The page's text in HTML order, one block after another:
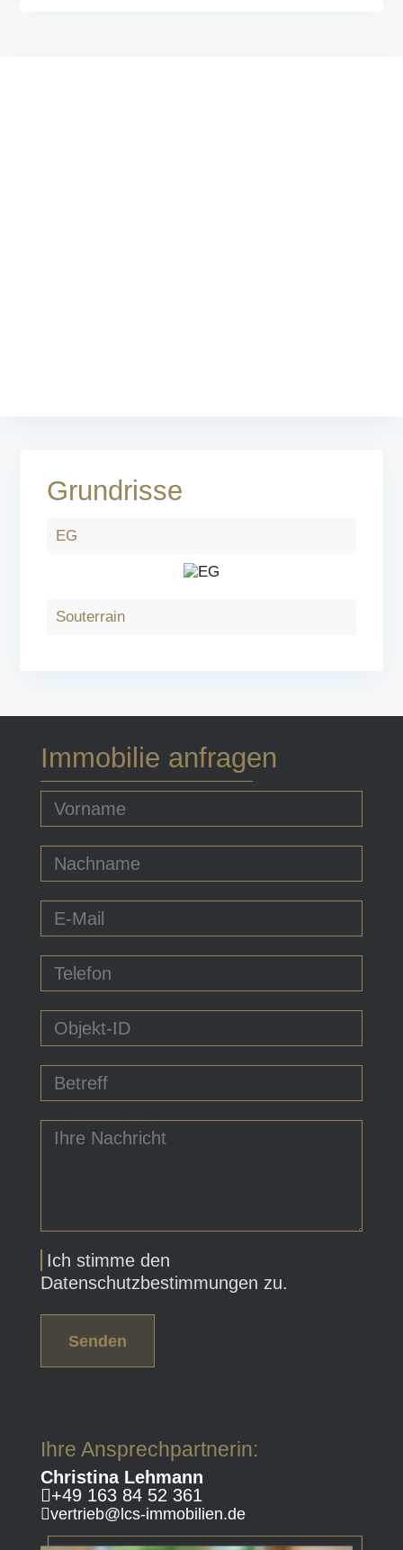
Grundrisse
EG
Souterrain
Immobilie anfragen
Ich stimme den
Datenschutzbestimmungen zu.
Senden
Ihre Ansprechpartnerin:
Christina Lehmann
+49 163 84 52 361
vertrieb@lcs-immobilien.de